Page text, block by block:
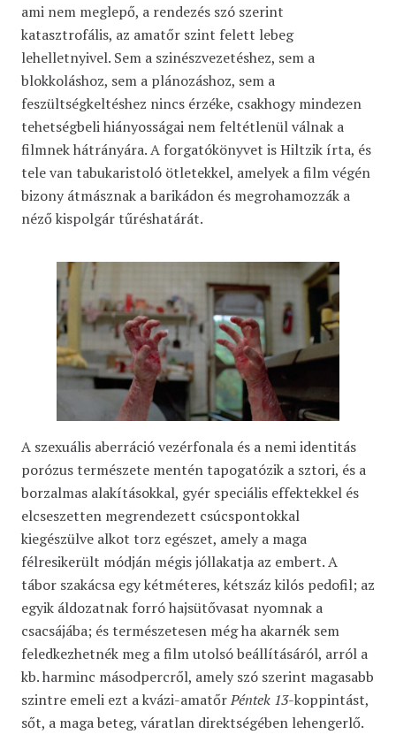
ami nem meglepő, a rendezés szó szerint
katasztrofális, az amatőr szint felett lebeg
lehelletnyivel. Sem a szinészvezetéshez, sem a
blokkoláshoz, sem a plánozáshoz, sem a
feszültségkeltéshez nincs érzéke, csakhogy mindezen
tehetségbeli hiányosságai nem feltétlenül válnak a
filmnek hátrányára. A forgatókönyvet is Hiltzik írta, és
tele van tabukaristoló ötletekkel, amelyek a film végén
bizony átmásznak a barikádon és megrohamozzák a
néző kispolgár tűréshatárát.
A szexuális aberráció vezérfonala és a nemi identitás
porózus természete mentén tapogatózik a sztori, és a
borzalmas alakításokkal, gyér speciális effektekkel és
elcseszetten megrendezett csúcspontokkal
kiegészülve alkot torz egészet, amely a maga
félresikerült módján mégis jóllakatja az embert. A
tábor szakácsa egy kétméteres, kétszáz kilós pedofil; az
egyik áldozatnak forró hajsütővasat nyomnak a
csacsájába; és természetesen még ha akarnék sem
feledkezhetnék meg a film utolsó beállításáról, arról a
kb. harminc másodpercről, amely szó szerint magasabb
szintre emeli ezt a kvázi-amatőrPéntek 13-koppintást,
sőt, a maga beteg, váratlan direktségében lehengerlő.